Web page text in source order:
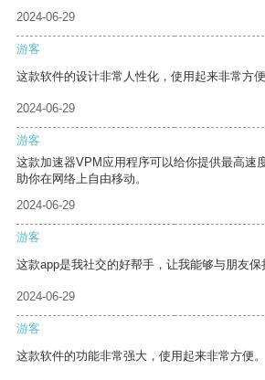
2024-06-29
游客
这款软件的设计非常人性化，使用起来非常方便
2024-06-29
游客
这款加速器VPM应用程序可以给你提供最高速
助你在网络上自由移动。
2024-06-29
游客
这款app是我社交的好帮手，让我能够与朋友保
2024-06-29
游客
这款软件的功能非常强大，使用起来非常方便。